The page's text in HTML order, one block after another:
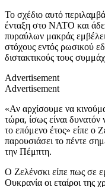
Το σχέδιο αυτό
ένταξη στο ΝΑΤΟ και
πυραύλων μακράς
στόχους εντός ρωσικού
διστακτικούς τους
Advertisement
Advertisement
«Αν αρχίσουμε να
τώρα, ίσως είναι δυνατόν
το επόμενο έτος» είπε ο
παρουσιάσει το πέντε
την Πέμπτη.
Ο Ζελένσκι είπε πως σε
Ουκρανία οι εταίροι της